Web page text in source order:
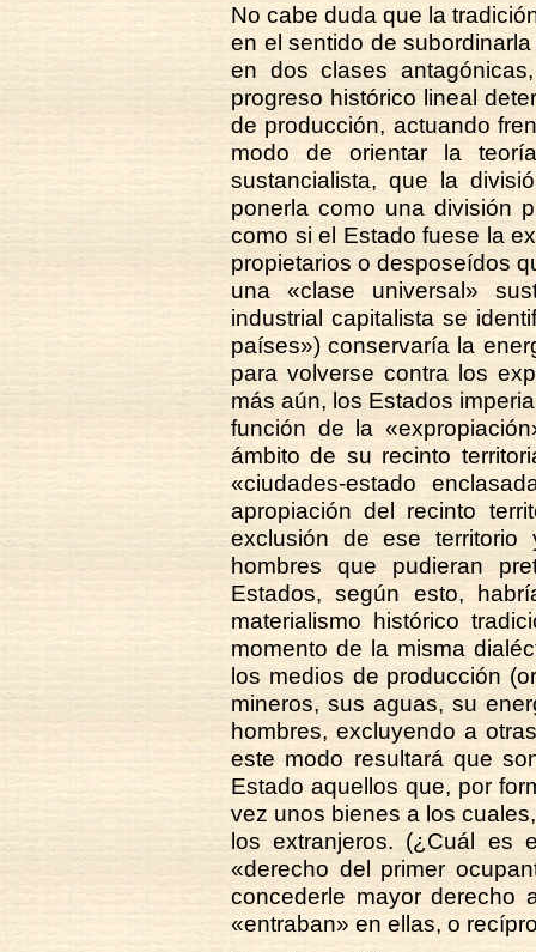
No cabe duda que la
en el sentido de
en dos clases
progreso histórico lineal
de producción, actuando
modo de orientar la
sustancialista, que la
ponerla como una división
como si el Estado fuese la
propietarios o desposeídos
una «clase universal»
industrial capitalista se
países») conservaría la
para volverse contra los
más aún, los Estados
función de la
ámbito de su recinto
«ciudades-estado
apropiación del recinto
exclusión de ese
hombres que pudieran
Estados, según esto,
materialismo histórico
momento de la misma
los medios de producción
mineros, sus aguas, su
hombres, excluyendo a
este modo resultará que
Estado aquellos que, por
vez unos bienes a los
los extranjeros. (¿Cuál es
«derecho del primer
concederle mayor derecho
«entraban» en ellas, o